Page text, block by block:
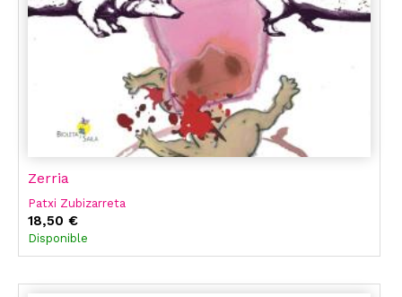
Zerria
Patxi Zubizarreta
18,50 €
Disponible